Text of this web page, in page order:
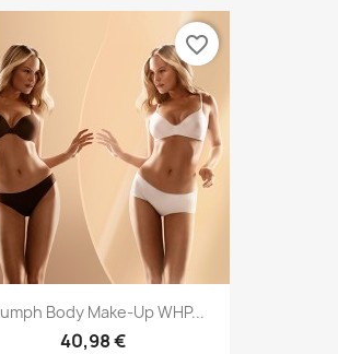
Body Make-Up WHP...
40,98 €
favorite_border